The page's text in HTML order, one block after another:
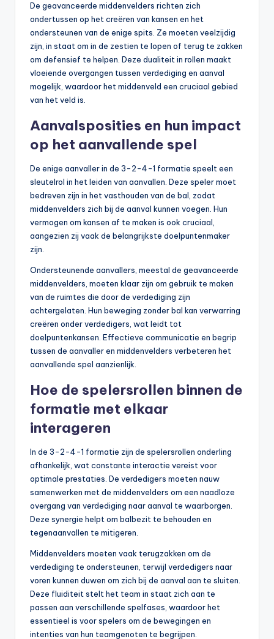
De geavanceerde middenvelders richten zich
ondertussen op het creëren van kansen en het
ondersteunen van de enige spits. Ze moeten veelzijdig
zijn, in staat om in de zestien te lopen of terug te zakken
om defensief te helpen. Deze dualiteit in rollen maakt
vloeiende overgangen tussen verdediging en aanval
mogelijk, waardoor het middenveld een cruciaal gebied
van het veld is.
Aanvalsposities en hun impact
op het aanvallende spel
De enige aanvaller in de 3-2-4-1 formatie speelt een
sleutelrol in het leiden van aanvallen. Deze speler moet
bedreven zijn in het vasthouden van de bal, zodat
middenvelders zich bij de aanval kunnen voegen. Hun
vermogen om kansen af te maken is ook cruciaal,
aangezien zij vaak de belangrijkste doelpuntenmaker
zijn.
Ondersteunende aanvallers, meestal de geavanceerde
middenvelders, moeten klaar zijn om gebruik te maken
van de ruimtes die door de verdediging zijn
achtergelaten. Hun beweging zonder bal kan verwarring
creëren onder verdedigers, wat leidt tot
doelpuntenkansen. Effectieve communicatie en begrip
tussen de aanvaller en middenvelders verbeteren het
aanvallende spel aanzienlijk.
Hoe de spelersrollen binnen de
formatie met elkaar
interageren
In de 3-2-4-1 formatie zijn de spelersrollen onderling
afhankelijk, wat constante interactie vereist voor
optimale prestaties. De verdedigers moeten nauw
samenwerken met de middenvelders om een naadloze
overgang van verdediging naar aanval te waarborgen.
Deze synergie helpt om balbezit te behouden en
tegenaanvallen te mitigeren.
Middenvelders moeten vaak terugzakken om de
verdediging te ondersteunen, terwijl verdedigers naar
voren kunnen duwen om zich bij de aanval aan te sluiten.
Deze fluiditeit stelt het team in staat zich aan te
passen aan verschillende spelfases, waardoor het
essentieel is voor spelers om de bewegingen en
intenties van hun teamgenoten te begrijpen.